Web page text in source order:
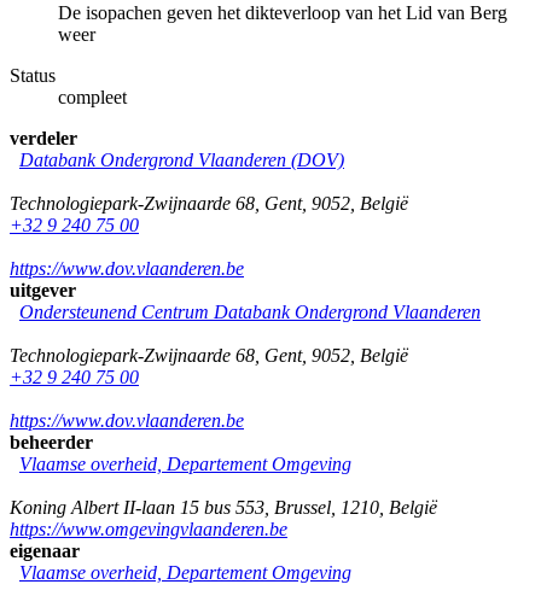
De isopachen geven het dikteverloop van het Lid van Berg
weer
Status
compleet
verdeler
Databank Ondergrond Vlaanderen (DOV)
Technologiepark-Zwijnaarde 68 Gent, 9052 België
+32 9 240 75 00
https://www.dov.vlaanderen.be
uitgever
Ondersteunend Centrum Databank Ondergrond Vlaanderen
Technologiepark-Zwijnaarde 68 Gent, 9052 België
+32 9 240 75 00
https://www.dov.vlaanderen.be
beheerder
Vlaamse overheid, Departement Omgeving
Koning Albert II-laan 15 bus 553 Brussel 1210 België
https://www.omgevingvlaanderen.be
eigenaar
Vlaamse overheid, Departement Omgeving